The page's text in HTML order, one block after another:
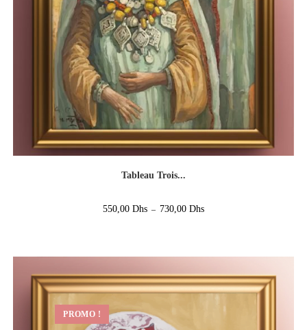
Tableau Trois...
550,00 Dhs – 730,00 Dhs
PROMO !